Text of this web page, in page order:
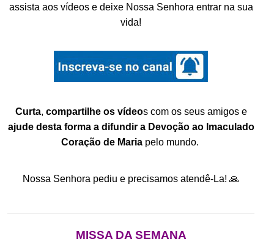
assista aos vídeos e deixe Nossa Senhora entrar na sua
vida!
Curta, compartilhe os vídeos com os seus amigos e
ajude desta forma a difundir a Devoção ao Imaculado
Coração de Mariapelo mundo.
Nossa Senhora pediu e precisamos atendê-La! 🙏
MISSA DA SEMANA